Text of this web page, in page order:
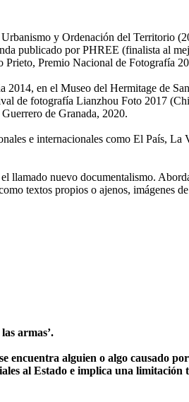
y Ordenación del Territorio
publicado por PHREE (finalista al
Premio Nacional de Fotografía
2014, en el Museo del Hermitage de
de fotografía Lianzhou Foto 2017
de Granada, 2020.
e internacionales como El País,
llamado nuevo documentalismo.
textos propios o ajenos, imágenes
armas’.
encuentra alguien o algo causado
al Estado e implica una